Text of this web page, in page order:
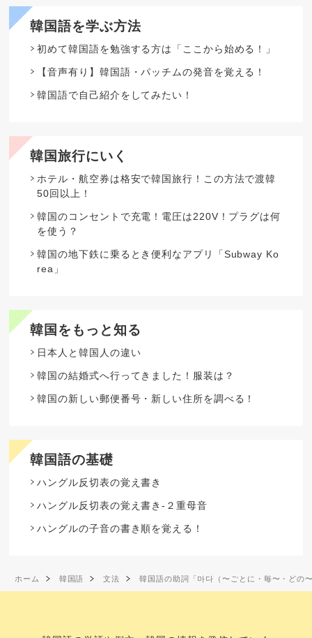
韓国語を学ぶ方法
初めて韓国語を勉強する方は「ここから始める！」
【音声有り】韓国語・パッチムの発音を覚える！
韓国語で自己紹介をしてみたい！
韓国旅行にいく
ホテル・航空券は格安で韓国旅行！この方法で渡韓
50回以上！
韓国のコンセントで充電！電圧は220V！プラグは何
を使う？
韓国の地下鉄に乗るとき便利なアプリ「Subway Ko
rea」
韓国をもっと知る
日本人と韓国人の違い
韓国の結婚式へ行ってきました！服装は？
韓国の新しい郵便番号・新しい住所を調べる！
韓国語の基礎
ハングル反切表の覚え書き
ハングル反切表の覚え書き-２重母音
ハングルの子音の書き順を覚える！
ホーム 韓国語 文法 韓国語の助詞「마다（〜ごとに・毎〜・どの